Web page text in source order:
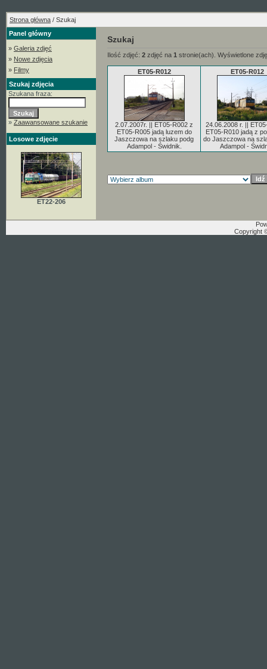
Strona główna / Szukaj
Panel główny
» Galeria zdjęć
» Nowe zdjęcia
» Filmy
Szukaj zdjęcia
Szukana fraza:
» Zaawansowane szukanie
Losowe zdjęcie
ET22-206
Szukaj
Ilość zdjęć: 2 zdjęć na 1 stronie(ach). Wyświetlone
ET05-R012
2.07.2007r. || ET05-R002 z
ET05-R005 jadą luzem do
Jaszczowa na szlaku podg
Adampol - Świdnik.
ET05-R012
24.06.2008 r. ||
ET05-R010 jadą z
do Jaszczowa na
Adampol -
Copyright